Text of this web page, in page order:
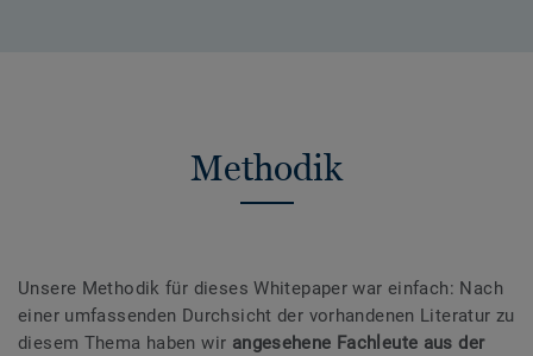
Methodik
Unsere Methodik für dieses Whitepaper war einfach: Nach
einer umfassenden Durchsicht der vorhandenen Literatur zu
diesem Thema haben wir angesehene Fachleute aus der